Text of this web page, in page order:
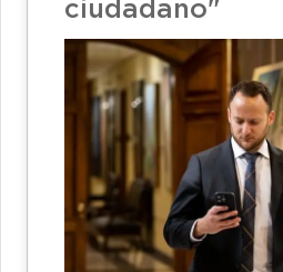
ciudadano"